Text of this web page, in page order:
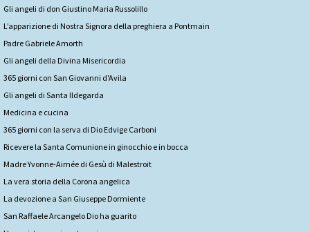
Gli angeli di don Giustino Maria Russolillo
L’apparizione di Nostra Signora della preghiera a Pontmain
Padre Gabriele Amorth
Gli angeli della Divina Misericordia
365 giorni con San Giovanni d'Avila
Gli angeli di Santa Ildegarda
Medicina e cucina
365 giorni con la serva di Dio Edvige Carboni
Ricevere la Santa Comunione in ginocchio e in bocca
Madre Yvonne-Aimée di Gesù di Malestroit
La vera storia della Corona angelica
La devozione a San Giuseppe Dormiente
San Raffaele Arcangelo Dio ha guarito